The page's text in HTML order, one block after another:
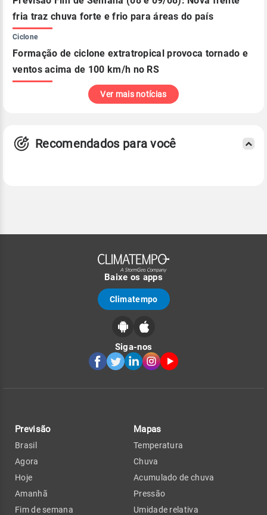
fria traz chuva forte e frio para áreas do país
Ciclone
Formação de ciclone extratropical provoca tornado e
ventos acima de 100 km/h no RS
Ver mais notícias
Recomendados para você
Baixe os apps
Climatempo
Siga-nos
Previsão
Brasil
Agora
Hoje
Amanhã
Fim de semana
Mapas
Temperatura
Chuva
Acumulado de chuva
Pressão
Umidade relativa